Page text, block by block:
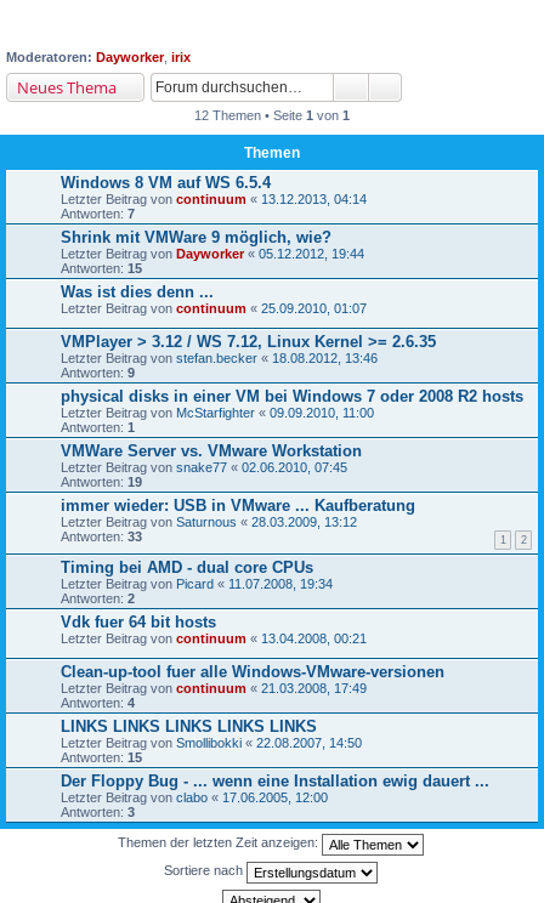
Moderatoren: Dayworker, irix
Neues Thema
12 Themen • Seite 1 von 1
Themen
Windows 8 VM auf WS 6.5.4
Letzter Beitrag von continuum « 13.12.2013, 04:14
Antworten: 7
Shrink mit VMWare 9 möglich, wie?
Letzter Beitrag von Dayworker« 05.12.2012, 19:44
Antworten: 15
Was ist dies denn ...
Letzter Beitrag von continuum « 25.09.2010, 01:07
VMPlayer > 3.12 / WS 7.12, Linux Kernel >= 2.6.35
Letzter Beitrag von stefan.becker « 18.08.2012, 13:46
Antworten: 9
physical disks in einer VM bei Windows 7 oder 2008 R2 hosts
Letzter Beitrag von McStarfighter « 09.09.2010, 11:00
Antworten: 1
VMWare Server vs. VMware Workstation
Letzter Beitrag von snake77 « 02.06.2010, 07:45
Antworten: 19
immer wieder: USB in VMware ... Kaufberatung
Letzter Beitrag von Saturnous « 28.03.2009, 13:12
Antworten: 33 1 2
Timing bei AMD - dual core CPUs
Letzter Beitrag von Picard « 11.07.2008, 19:34
Antworten: 2
Vdk fuer 64 bit hosts
Letzter Beitrag von continuum « 13.04.2008, 00:21
Clean-up-tool fuer alle Windows-VMware-versionen
Letzter Beitrag von continuum « 21.03.2008, 17:49
Antworten: 4
LINKS LINKS LINKS LINKS LINKS
Letzter Beitrag von Smollibokki « 22.08.2007, 14:50
Antworten: 15
Der Floppy Bug - ... wenn eine Installation ewig dauert ...
Letzter Beitrag von clabo « 17.06.2005, 12:00
Antworten: 3
Themen der letzten Zeit anzeigen:
Sortiere nach